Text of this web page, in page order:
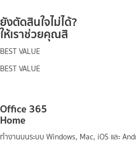
ยังตัดสินใจไม่ได้?
ให้เราช่วยคุณสิ
BEST VALUE
BEST VALUE
Office 365
Home
ทำงานบนระบบ Windows, Mac, iOS และ